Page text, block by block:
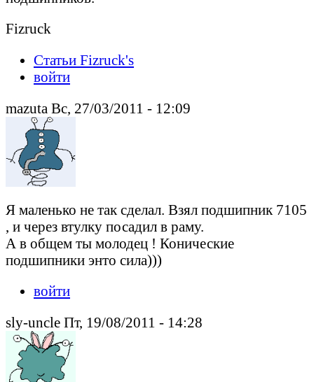
Fizruck
Статьи Fizruck's
войти
mazuta Вс, 27/03/2011 - 12:09
Я маленько не так сделал. Взял подшипник 7105
, и через втулку посадил в раму.
А в общем ты молодец ! Конические
подшипники энто сила)))
войти
sly-uncle Пт, 19/08/2011 - 14:28